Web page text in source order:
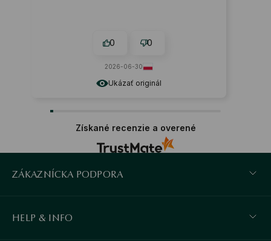
Ukázať originál
0 0
2026-06-30
Získané recenzie a overené
ZÁKAZNÍCKA PODPORA
HELP & INFO